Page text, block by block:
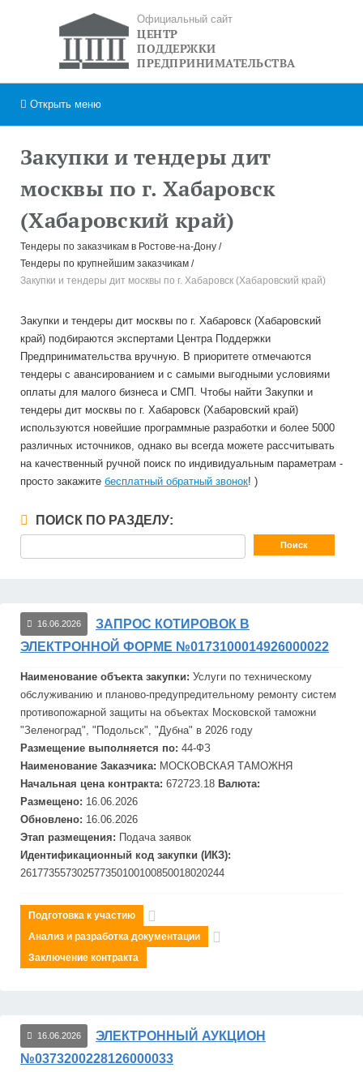
Официальный сайт
ЦЕНТР
ПОДДЕРЖКИ
ПРЕДПРИНИМАТЕЛЬСТВА
Открыть меню
Закупки и тендеры дит
москвы по г. Хабаровск
(Хабаровский край)
Тендеры по заказчикам в Ростове-на-Дону
Тендеры по крупнейшим заказчикам
Закупки и тендеры дит москвы по г. Хабаровск (Хабаровский край)
Закупки и тендеры дит москвы по г. Хабаровск (Хабаровский
край) подбираются экспертами Центра Поддержки
Предпринимательства вручную. В приоритете отмечаются
тендеры с авансированием и с самыми выгодными условиями
оплаты для малого бизнеса и СМП. Чтобы найти Закупки и
тендеры дит москвы по г. Хабаровск (Хабаровский край)
используются новейшие программные разработки и более 5000
различных источников, однако вы всегда можете рассчитывать
на качественный ручной поиск по индивидуальным параметрам -
просто закажите бесплатный обратный звонок! )
ПОИСК ПО РАЗДЕЛУ:
16.06.2026
ЗАПРОС КОТИРОВОК В
ЭЛЕКТРОННОЙ ФОРМЕ №0173100014926000022
Наименование объекта закупки: Услуги по техническому
обслуживанию и планово-предупредительному ремонту систем
противопожарной защиты на объектах Московской таможни
"Зеленоград", "Подольск", "Дубна" в 2026 году
Размещение выполняется по: 44-ФЗ
Наименование Заказчика: МОСКОВСКАЯ ТАМОЖНЯ
Начальная цена контракта: 672723.18 Валюта:
Размещено: 16.06.2026
Обновлено: 16.06.2026
Этап размещения: Подача заявок
Идентификационный код закупки (ИКЗ):
261773557302577350100100850018020244
Подготовка к участию
Анализ и разработка документации
Заключение контракта
16.06.2026
ЭЛЕКТРОННЫЙ АУКЦИОН
№0373200228126000033